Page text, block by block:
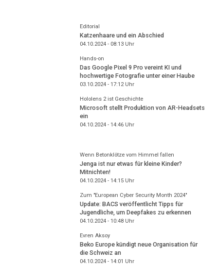
Editorial
Katzenhaare und ein Abschied
04.10.2024 - 08:13Uhr
Hands-on
Das Google Pixel 9 Pro vereint KI und
hochwertige Fotografie unter einer Haube
03.10.2024 - 17:12Uhr
Hololens 2 ist Geschichte
Microsoft stellt Produktion von AR-Headsets
ein
04.10.2024 - 14:46Uhr
Wenn Betonklötze vom Himmel fallen
Jenga ist nur etwas für kleine Kinder?
Mitnichten!
04.10.2024 - 14:15Uhr
Zum "European Cyber Security Month 2024"
Update: BACS veröffentlicht Tipps für
Jugendliche, um Deepfakes zu erkennen
04.10.2024 - 10:48Uhr
Evren Aksoy
Beko Europe kündigt neue Organisation für
die Schweiz an
04.10.2024 - 14:01 Uhr